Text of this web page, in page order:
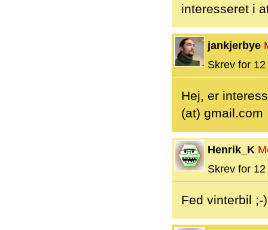
interesseret i
jankjerbye
Skrev for
Hej, er
(at) gmail.com
Henrik_K
Skrev for
Fed vinterbil ;-)